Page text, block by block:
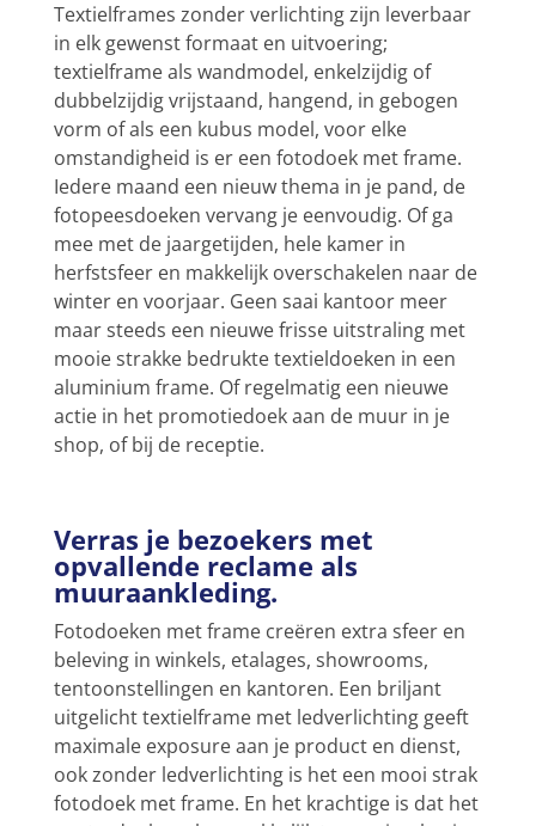
Textielframes zonder verlichting zijn leverbaar
in elk gewenst formaat en uitvoering;
textielframe als wandmodel, enkelzijdig of
dubbelzijdig vrijstaand, hangend, in gebogen
vorm of als een kubus model, voor elke
omstandigheid is er een fotodoek met frame.
Iedere maand een nieuw thema in je pand, de
fotopeesdoeken vervang je eenvoudig. Of ga
mee met de jaargetijden, hele kamer in
herfstsfeer en makkelijk overschakelen naar de
winter en voorjaar. Geen saai kantoor meer
maar steeds een nieuwe frisse uitstraling met
mooie strakke bedrukte textieldoeken in een
aluminium frame. Of regelmatig een nieuwe
actie in het promotiedoek aan de muur in je
shop, of bij de receptie.
Verras je bezoekers met
opvallende reclame als
muuraankleding.
Fotodoeken met frame creëren extra sfeer en
beleving in winkels, etalages, showrooms,
tentoonstellingen en kantoren. Een briljant
uitgelicht textielframe met ledverlichting geeft
maximale exposure aan je product en dienst,
ook zonder ledverlichting is het een mooi strak
fotodoek met frame. En het krachtige is dat het